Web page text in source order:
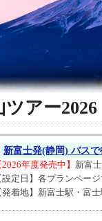
アー2026
新富士発(静岡) バス
2026年度発売中】 新富
設定日】各プランペー
発着地】新富士駅・富